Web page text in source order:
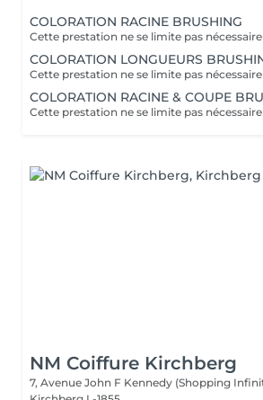
COLORATION RACINE BRUSHING
COLORATION LONGUEURS
COLORATION RACINE & COUPE
NM Coiffure Kirchberg
7, Avenue John F Kennedy (Shopping